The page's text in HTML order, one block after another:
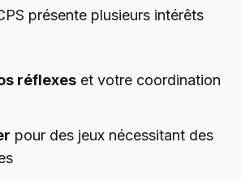
présente plusieurs intérêts
réflexes et votre coordination
pour des jeux nécessitant des